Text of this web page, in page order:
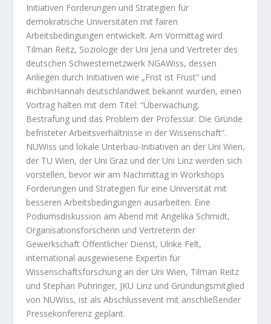
Initiativen Forderungen und Strategien für
demokratische Universitäten mit fairen
Arbeitsbedingungen entwickelt. Am Vormittag wird
Tilman Reitz, Soziologe der Uni Jena und Vertreter des
deutschen Schwesternetzwerk NGAWiss, dessen
Anliegen durch Initiativen wie „Frist ist Frust“ und
#ichbinHannah deutschlandweit bekannt wurden, einen
Vortrag halten mit dem Titel: “Überwachung,
Bestrafung und das Problem der Professur. Die Gründe
befristeter Arbeitsverhältnisse in der Wissenschaft”.
NUWiss und lokale Unterbau-Initiativen an der Uni Wien,
der TU Wien, der Uni Graz und der Uni Linz werden sich
vorstellen, bevor wir am Nachmittag in Workshops
Forderungen und Strategien für eine Universität mit
besseren Arbeitsbedingungen ausarbeiten. Eine
Podiumsdiskussion am Abend mit Angelika Schmidt,
Organisationsforscherin und Vertreterin der
Gewerkschaft Öffentlicher Dienst, Ulrike Felt,
international ausgewiesene Expertin für
Wissenschaftsforschung an der Uni Wien, Tilman Reitz
und Stephan Pühringer, JKU Linz und Gründungsmitglied
von NUWiss, ist als Abschlussevent mit anschließender
Pressekonferenz geplant.